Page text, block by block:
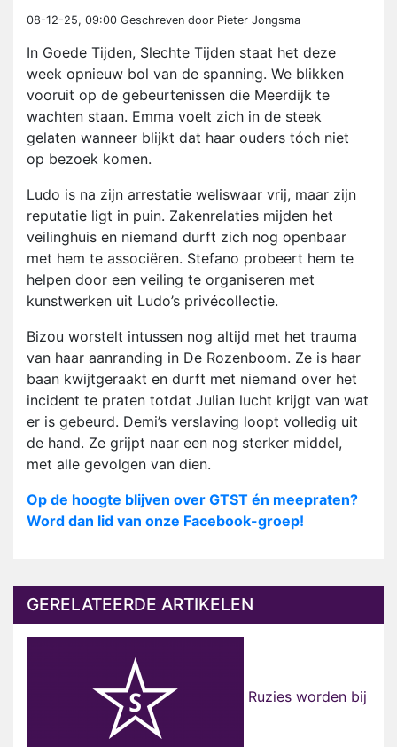
08-12-25, 09:00 Geschreven door Pieter Jongsma
In Goede Tijden, Slechte Tijden staat het deze
week opnieuw bol van de spanning. We blikken
vooruit op de gebeurtenissen die Meerdijk te
wachten staan. Emma voelt zich in de steek
gelaten wanneer blijkt dat haar ouders tóch niet
op bezoek komen.
Ludo is na zijn arrestatie weliswaar vrij, maar zijn
reputatie ligt in puin. Zakenrelaties mijden het
veilinghuis en niemand durft zich nog openbaar
met hem te associëren. Stefano probeert hem te
helpen door een veiling te organiseren met
kunstwerken uit Ludo’s privécollectie.
Bizou worstelt intussen nog altijd met het trauma
van haar aanranding in De Rozenboom. Ze is haar
baan kwijtgeraakt en durft met niemand over het
incident te praten totdat Julian lucht krijgt van wat
er is gebeurd. Demi’s verslaving loopt volledig uit
de hand. Ze grijpt naar een nog sterker middel,
met alle gevolgen van dien.
Op de hoogte blijven over GTST én meepraten?
Word dan lid van onze Facebook-groep!
GERELATEERDE ARTIKELEN
Ruzies worden bij